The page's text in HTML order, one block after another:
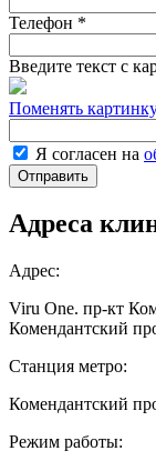
Телефон *
Введите текст с
Поменять
Я согласен на
Адреса
Адрес:
Viru One. пр-кт
Комендантский
Станция метро:
Комендантский
Режим работы: